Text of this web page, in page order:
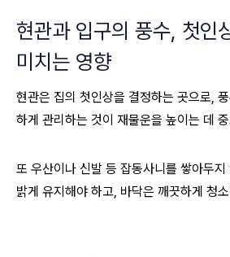
현관과 입구의 풍수, 첫인
미치는 영향
현관은 집의 첫인상을 결정하는 곳으로,
하게 관리하는 것이 재물운을 높이는 데
또 우산이나 신발 등 잡동사니를 쌓아두
밝게 유지해야 하고, 바닥은 깨끗하게 청